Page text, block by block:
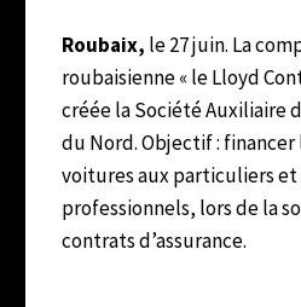
Roubaix, le 27 juin. La
roubaisienne « le Lloyd
créée la Société Auxiliaire
du Nord. Objectif :
voitures aux particuliers
professionnels, lors de la
contrats d’assurance.